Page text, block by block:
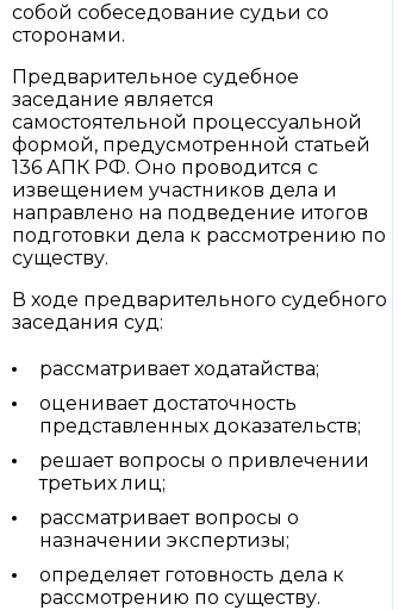
собой собеседование судьи со
сторонами.
Предварительное судебное
заседание является
самостоятельной процессуальной
формой, предусмотренной статьей
136 АПК РФ. Оно проводится с
извещением участников дела и
направлено на подведение итогов
подготовки дела к рассмотрению по
существу.
В ходе предварительного судебного
заседания суд:
рассматривает ходатайства;
оценивает достаточность
представленных доказательств;
решает вопросы о привлечении
третьих лиц;
рассматривает вопросы о
назначении экспертизы;
определяет готовность дела к
рассмотрению по существу.